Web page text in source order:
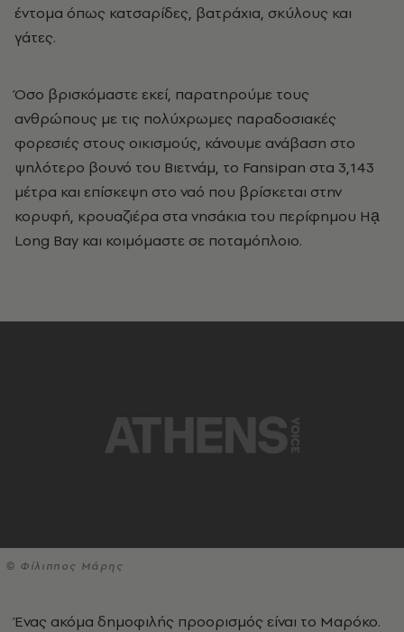
έντομα όπως κατσαρίδες, βατράχια, σκύλους και
γάτες.
Όσο βρισκόμαστε εκεί, παρατηρούμε τους
ανθρώπους με τις πολύχρωμες παραδοσιακές
φορεσιές στους οικισμούς, κάνουμε ανάβαση στο
ψηλότερο βουνό του Βιετνάμ, το Fansipan στα 3,143
μέτρα και επίσκεψη στο ναό που βρίσκεται στην
κορυφή, κρουαζιέρα στα νησάκια του περίφημου Hạ
Long Bay και κοιμόμαστε σε ποταμόπλοιο.
© Φίλιππος Μάρης
Ένας ακόμα δημοφιλής προορισμός είναι το Μαρόκο.